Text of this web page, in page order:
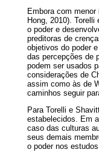
Embora com
Hong, 2010).
o poder e
preditoras de
objetivos do poder
das percepções de
podem ser usados
considerações de
assim como às de
caminhos seguir
Para Torelli e
estabelecidos. Em
caso das culturas
seus demais
o poder nos